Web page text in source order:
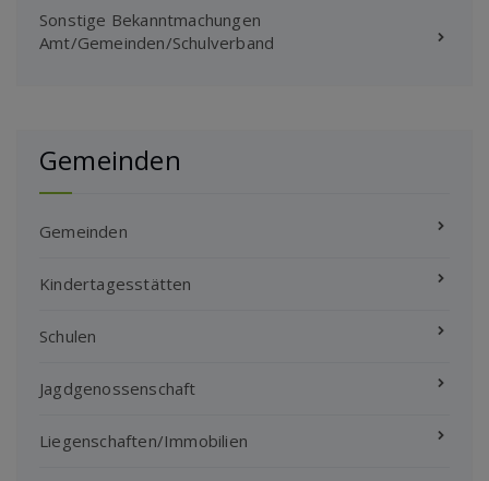
Sonstige Bekanntmachungen
Amt/Gemeinden/Schulverband
Gemeinden
Gemeinden
Kindertagesstätten
Schulen
Jagdgenossenschaft
Liegenschaften/Immobilien